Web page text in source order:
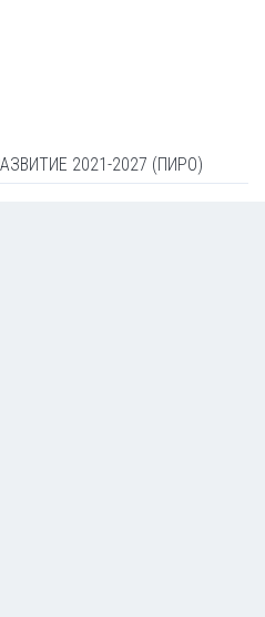
2021-2027 (ПИРО)